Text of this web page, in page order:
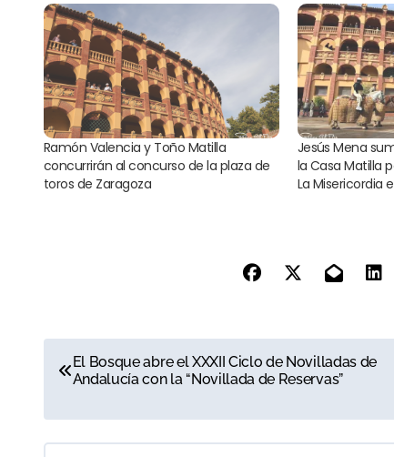
Ramón Valencia y Toño Matilla
concurrirán al concurso de la plaza de
toros de Zaragoza
Jesús Mena
la Casa Matilla
La Misericordia
N
v
El Bosque abre el XXXII Ciclo de Novilladas de
Andalucía con la “Novillada de Reservas”